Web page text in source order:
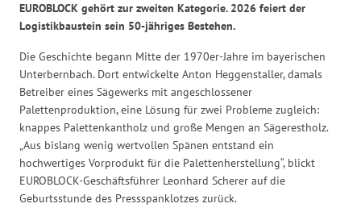
EUROBLOCK gehört zur zweiten Kategorie. 2026 feiert der
Logistikbaustein sein 50-jähriges Bestehen.
Die Geschichte begann Mitte der 1970er-Jahre im bayerischen
Unterbernbach. Dort entwickelte Anton Heggenstaller, damals
Betreiber eines Sägewerks mit angeschlossener
Palettenproduktion, eine Lösung für zwei Probleme zugleich:
knappes Palettenkantholz und große Mengen an Sägerestholz.
„Aus bislang wenig wertvollen Spänen entstand ein
hochwertiges Vorprodukt für die Palettenherstellung“, blickt
EUROBLOCK-Geschäftsführer Leonhard Scherer auf die
Geburtsstunde des Pressspanklotzes zurück.